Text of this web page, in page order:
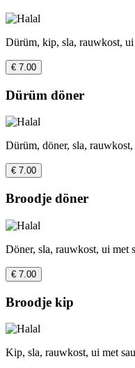
Dürüm, kip, sla, rauwkost, ui
€ 7.00
Dürüm döner
Dürüm, döner, sla, rauwkost,
€ 7.00
Broodje döner
Döner, sla, rauwkost, ui met
€ 7.00
Broodje kip
Kip, sla, rauwkost, ui met